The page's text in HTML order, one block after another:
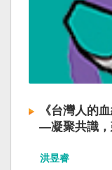
《台灣人的
—凝聚共識，
洪昱睿